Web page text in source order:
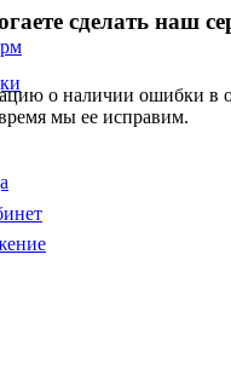
сделать наш
о наличии ошибки в
мы ее исправим.